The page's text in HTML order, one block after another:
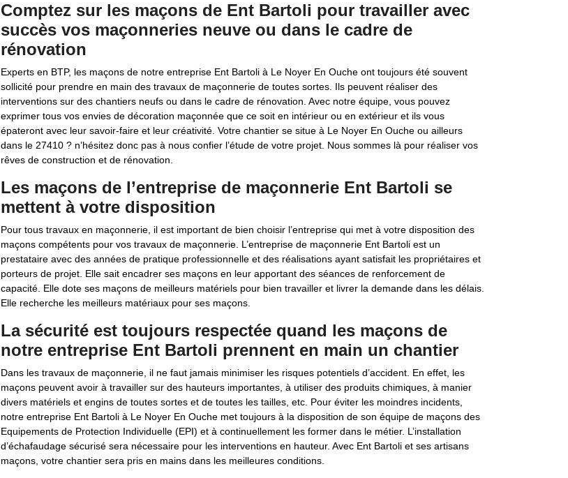
Comptez sur les maçons de Ent Bartoli pour travailler avec
succès vos maçonneries neuve ou dans le cadre de
rénovation
Experts en BTP, les maçons de notre entreprise Ent Bartoli à Le Noyer En Ouche ont toujours été souvent
sollicité pour prendre en main des travaux de maçonnerie de toutes sortes. Ils peuvent réaliser des
interventions sur des chantiers neufs ou dans le cadre de rénovation. Avec notre équipe, vous pouvez
exprimer tous vos envies de décoration maçonnée que ce soit en intérieur ou en extérieur et ils vous
épateront avec leur savoir-faire et leur créativité. Votre chantier se situe à Le Noyer En Ouche ou ailleurs
dans le 27410 ? n’hésitez donc pas à nous confier l’étude de votre projet. Nous sommes là pour réaliser vos
rêves de construction et de rénovation.
Les maçons de l’entreprise de maçonnerie Ent Bartoli se
mettent à votre disposition
Pour tous travaux en maçonnerie, il est important de bien choisir l’entreprise qui met à votre disposition des
maçons compétents pour vos travaux de maçonnerie. L’entreprise de maçonnerie Ent Bartoli est un
prestataire avec des années de pratique professionnelle et des réalisations ayant satisfait les propriétaires et
porteurs de projet. Elle sait encadrer ses maçons en leur apportant des séances de renforcement de
capacité. Elle dote ses maçons de meilleurs matériels pour bien travailler et livrer la demande dans les délais.
Elle recherche les meilleurs matériaux pour ses maçons.
La sécurité est toujours respectée quand les maçons de
notre entreprise Ent Bartoli prennent en main un chantier
Dans les travaux de maçonnerie, il ne faut jamais minimiser les risques potentiels d’accident. En effet, les
maçons peuvent avoir à travailler sur des hauteurs importantes, à utiliser des produits chimiques, à manier
divers matériels et engins de toutes sortes et de toutes les tailles, etc. Pour éviter les moindres incidents,
notre entreprise Ent Bartoli à Le Noyer En Ouche met toujours à la disposition de son équipe de maçons des
Equipements de Protection Individuelle (EPI) et à continuellement les former dans le métier. L’installation
d’échafaudage sécurisé sera nécessaire pour les interventions en hauteur. Avec Ent Bartoli et ses artisans
maçons, votre chantier sera pris en mains dans les meilleures conditions.